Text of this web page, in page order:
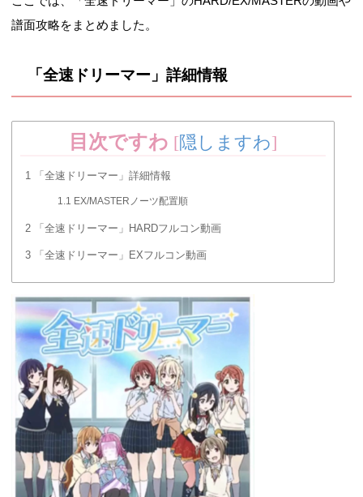
譜面攻略をまとめました。
「全速ドリーマー」詳細情報
目次ですわ [隠しますわ]
1 「全速ドリーマー」詳細情報
1.1 EX/MASTERノーツ配置順
2 「全速ドリーマー」HARDフルコン動画
3 「全速ドリーマー」EXフルコン動画